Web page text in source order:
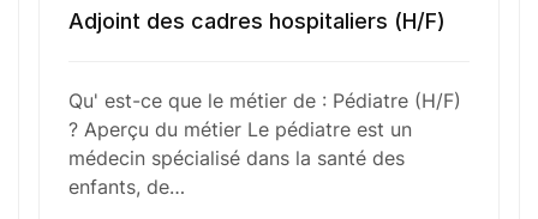
N’attendez plus !
Déposez votre
Adjoint des cadres hospitaliers (H/F)
Qu' est-ce que le métier de : Pédiatre (H/F)
? Aperçu du métier Le pédiatre est un
médecin spécialisé dans la santé des
enfants, de…